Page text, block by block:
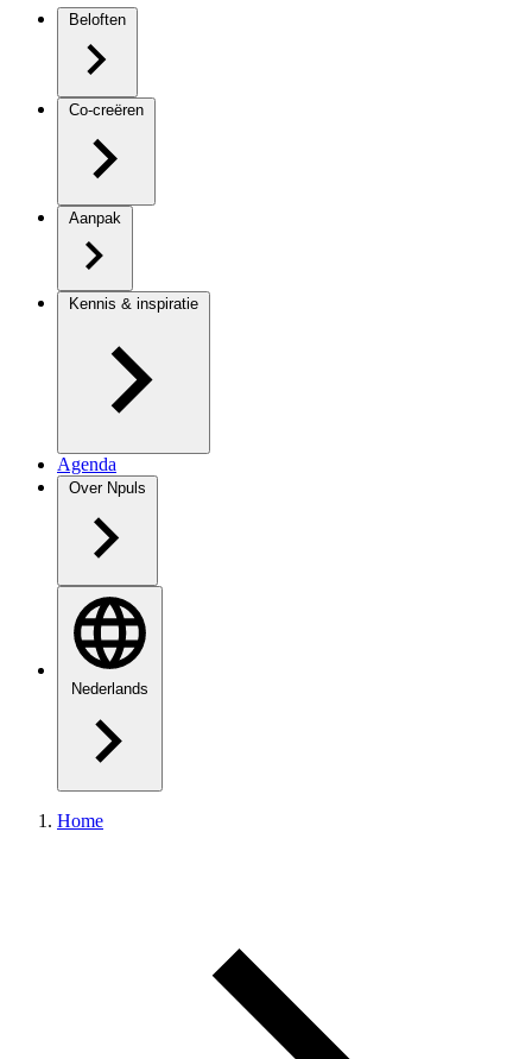
Beloften
Co-creëren
Aanpak
Kennis & inspiratie
Agenda
Over Npuls
Nederlands
Home